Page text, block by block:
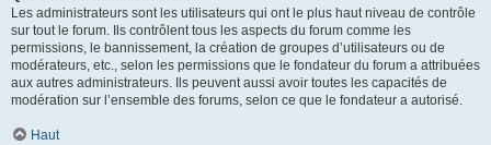
Les administrateurs sont les utilisateurs qui ont le plus haut niveau de contrôle
sur tout le forum. Ils contrôlent tous les aspects du forum comme les
permissions, le bannissement, la création de groupes d’utilisateurs ou de
modérateurs, etc., selon les permissions que le fondateur du forum a attribuées
aux autres administrateurs. Ils peuvent aussi avoir toutes les capacités de
modération sur l’ensemble des forums, selon ce que le fondateur a autorisé.
Haut